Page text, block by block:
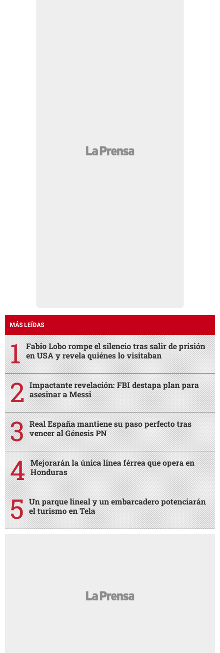
MÁS LEÍDAS
Fabio Lobo rompe el silencio tras salir de prisión
en USA y revela quiénes lo visitaban
Impactante revelación: FBI destapa plan para
asesinar a Messi
Real España mantiene su paso perfecto tras
vencer al Génesis PN
Mejorarán la única línea férrea que opera en
Honduras
Un parque lineal y un embarcadero potenciarán
el turismo en Tela